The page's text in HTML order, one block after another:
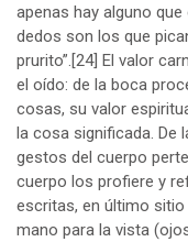
apenas hay alguno
dedos son los que
prurito”.[24] El valor
el oído: de la boca
cosas, su valor
la cosa significada. De
gestos del cuerpo
cuerpo los profiere y
escritas, en último
mano para la vista